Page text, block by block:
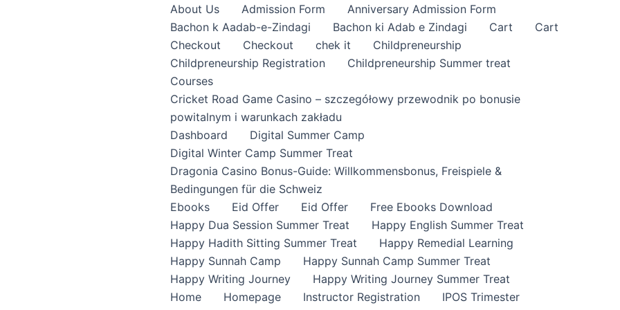
About Us Admission Form
Anniversary Admission Form
Bachon k Aadab-e-Zindagi
Bachon ki Adab e Zindagi Cart
Cart
Checkout
Checkout chek it
Childpreneurship
Childpreneurship Registration
Childpreneurship Summer treat
Courses
Cricket Road Game Casino – szczegółowy przewodnik po bonusie
powitalnym i warunkach zakładu
Dashboard
Digital Summer Camp
Digital Winter Camp Summer Treat
Dragonia Casino Bonus-Guide: Willkommensbonus, Freispiele &
Bedingungen für die Schweiz
Ebooks
Eid Offer Eid Offer
Free Ebooks Download
Happy Dua Session Summer Treat
Happy English Summer Treat
Happy Hadith Sitting Summer Treat
Happy Remedial Learning
Happy Sunnah Camp
Happy Sunnah Camp Summer Treat
Happy Writing Journey
Happy Writing Journey Summer Treat
Home
Homepage Instructor Registration
IPOS Trimester